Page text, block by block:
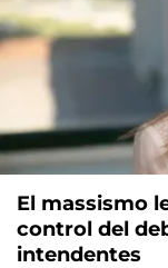
El massismo
control del
intendentes